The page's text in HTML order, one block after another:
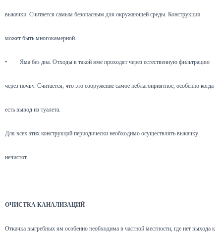
выкачки. Считается самым безопасным для окружающей среды. Конструкция
может быть многокамерной.
• Яма без дна. Отходы в такой яме проходят через естественную фильтрацию
через почву. Считается, что это сооружение самое неблагоприятное, особенно когда
есть вывод из туалета.
Для всех этих конструкций периодически необходимо осуществлять выкачку
нечистот.
ОЧИСТКА КАНАЛИЗАЦИЙ
Откачка выгребных ям особенно необходима в частной местности, где нет выхода к